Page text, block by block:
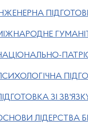
ЗІ
ЛІДЕРСТВА